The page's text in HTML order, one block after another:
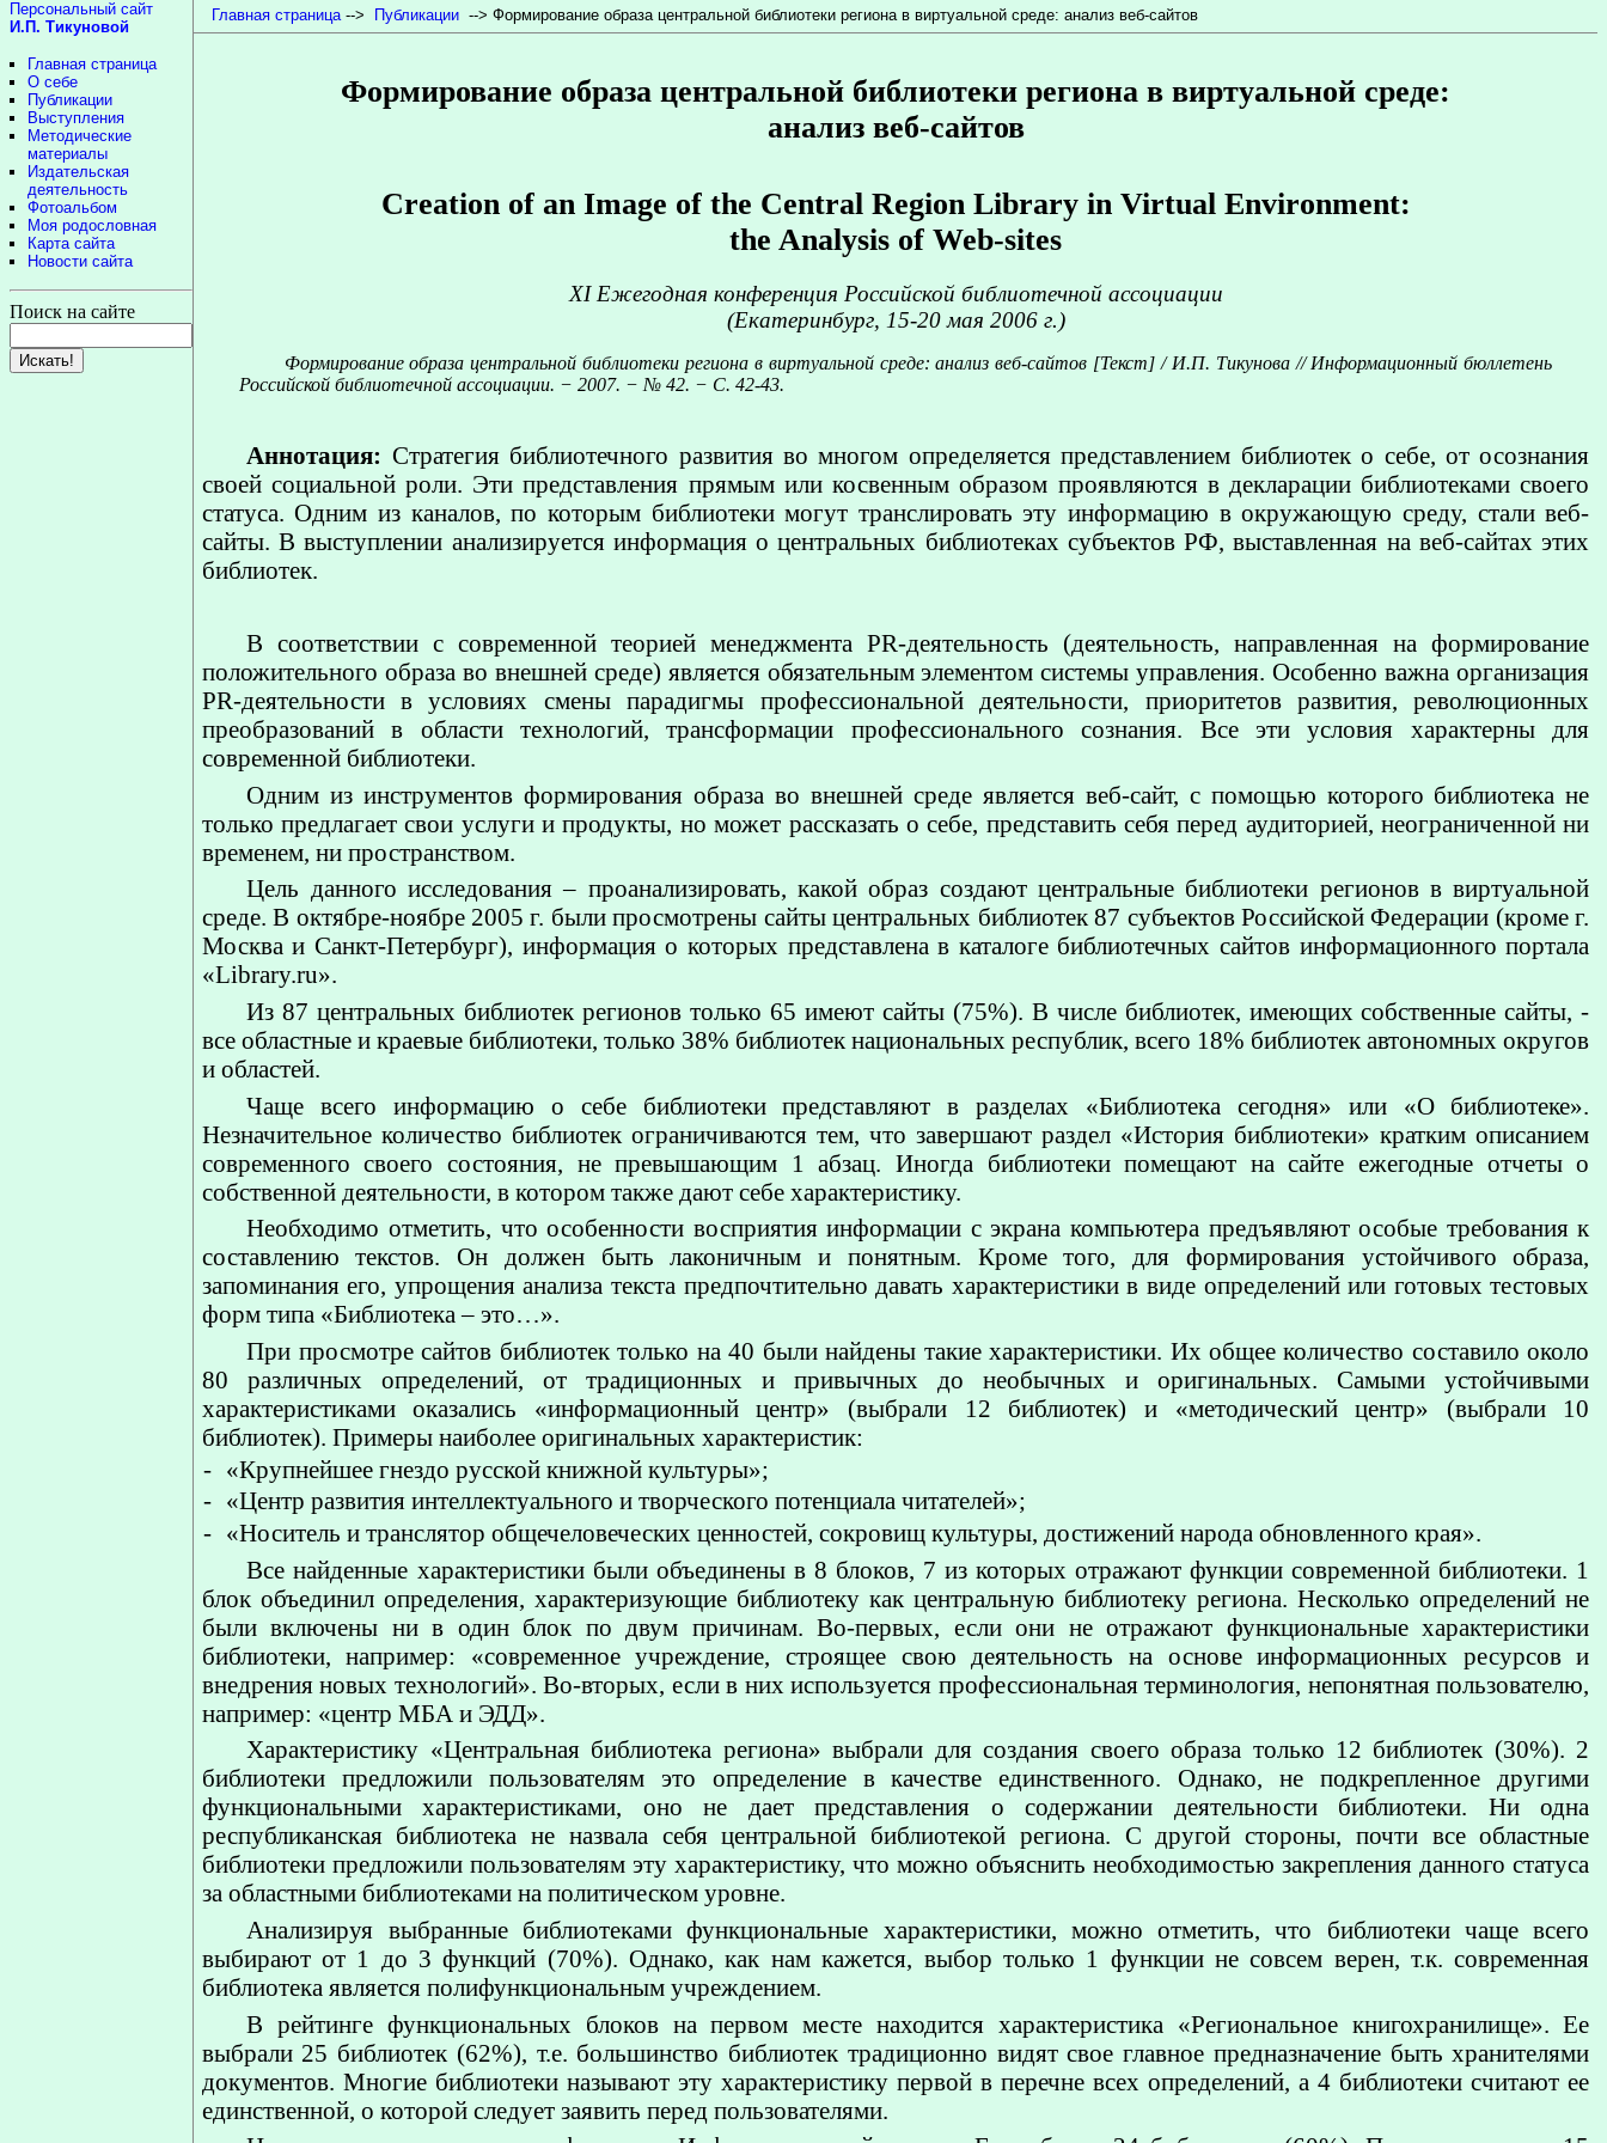
Персональный сайт
И.П. Тикуновой
Главная страница
О себе
Публикации
Выступления
Методические
материалы
Издательская
деятельность
Фотоальбом
Моя родословная
Карта сайта
Новости сайта
Поиск на сайте
Главная страница--> Публикации --> Формирование образа центральной библиотеки региона в виртуальной среде: анализ веб-сайтов
Формирование образа центральной библиотеки региона в виртуальной среде:
анализ веб-сайтов
Creation of an Image of the Central Region Library in Virtual Environment:
the Analysis of Web-sites
XI Ежегодная конференция Российской библиотечной ассоциации
(Екатеринбург, 15-20мая 2006 г.)
Формирование образа центральной библиотеки региона в виртуальной среде: анализ веб-сайтов [Текст] / И.П. Тикунова // Информационный бюллетень
Российской библиотечной ассоциации. − 2007. − № 42. − С. 42-43.
Аннотация: Стратегия библиотечного развития во многом определяется представлением библиотек о себе, от осознания
своей социальной роли. Эти представления прямым или косвенным образом проявляются в декларации библиотеками своего
статуса. Одним из каналов, по которым библиотеки могут транслировать эту информацию в окружающую среду, стали веб-
сайты. В выступлении анализируется информация о центральных библиотеках субъектов РФ, выставленная на веб-сайтах этих
библиотек.
В соответствии с современной теорией менеджмента PR-деятельность (деятельность, направленная на формирование
положительного образа во внешней среде) является обязательным элементом системы управления. Особенно важна организация
PR-деятельности в условиях смены парадигмы профессиональной деятельности, приоритетов развития, революционных
преобразований в области технологий, трансформации профессионального сознания. Все эти условия характерны для
современной библиотеки.
Одним из инструментов формирования образа во внешней среде является веб-сайт, с помощью которого библиотека не
только предлагает свои услуги и продукты, но может рассказать о себе, представить себя перед аудиторией, неограниченной ни
временем, ни пространством.
Цель данного исследования – проанализировать, какой образ создают центральные библиотеки регионов в виртуальной
среде. В октябре-ноябре 2005 г. были просмотрены сайты центральных библиотек 87 субъектов Российской Федерации (кроме г.
Москва и Санкт-Петербург), информация о которых представлена в каталоге библиотечных сайтов информационного портала
«Library.ru».
Из 87 центральных библиотек регионов только 65 имеют сайты (75%). В числе библиотек, имеющих собственные сайты, -
все областные и краевые библиотеки, только 38% библиотек национальных республик, всего 18% библиотек автономных округов
и областей.
Чаще всего информацию о себе библиотеки представляют в разделах «Библиотека сегодня» или «О библиотеке».
Незначительное количество библиотек ограничиваются тем, что завершают раздел «История библиотеки» кратким описанием
современного своего состояния, не превышающим 1 абзац. Иногда библиотеки помещают на сайте ежегодные отчеты о
собственной деятельности, в котором также дают себе характеристику.
Необходимо отметить, что особенности восприятия информации с экрана компьютера предъявляют особые требования к
составлению текстов. Он должен быть лаконичным и понятным. Кроме того, для формирования устойчивого образа,
запоминания его, упрощения анализа текста предпочтительно давать характеристики в виде определений или готовых тестовых
форм типа «Библиотека – это…».
При просмотре сайтов библиотек только на 40 были найдены такие характеристики. Их общее количество составило около
80 различных определений, от традиционных и привычных до необычных и оригинальных. Самыми устойчивыми
характеристиками оказались «информационный центр» (выбрали 12 библиотек) и «методический центр» (выбрали 10
библиотек). Примеры наиболее оригинальных характеристик:
- «Крупнейшее гнездо русской книжной культуры»;
- «Центр развития интеллектуального и творческого потенциала читателей»;
- «Носитель и транслятор общечеловеческих ценностей, сокровищ культуры, достижений народа обновленного края».
Все найденные характеристики были объединены в 8 блоков, 7 из которых отражают функции современной библиотеки. 1
блок объединил определения, характеризующие библиотеку как центральную библиотеку региона. Несколько определений не
были включены ни в один блок по двум причинам. Во-первых, если они не отражают функциональные характеристики
библиотеки, например: «современное учреждение, строящее свою деятельность на основе информационных ресурсов и
внедрения новых технологий». Во-вторых, если в них используется профессиональная терминология, непонятная пользователю,
например: «центр МБА и ЭДД».
Характеристику «Центральная библиотека региона» выбрали для создания своего образа только 12 библиотек (30%). 2
библиотеки предложили пользователям это определение в качестве единственного. Однако, не подкрепленное другими
функциональными характеристиками, оно не дает представления о содержании деятельности библиотеки. Ни одна
республиканская библиотека не назвала себя центральной библиотекой региона. С другой стороны, почти все областные
библиотеки предложили пользователям эту характеристику, что можно объяснить необходимостью закрепления данного статуса
за областными библиотеками на политическом уровне.
Анализируя выбранные библиотеками функциональные характеристики, можно отметить, что библиотеки чаще всего
выбирают от 1 до 3 функций (70%). Однако, как нам кажется, выбор только 1 функции не совсем верен, т.к. современная
библиотека является полифункциональным учреждением.
В рейтинге функциональных блоков на первом месте находится характеристика «Региональное книгохранилище». Ее
выбрали 25 библиотек (62%), т.е. большинство библиотек традиционно видят свое главное предназначение быть хранителями
документов. Многие библиотеки называют эту характеристику первой в перечне всех определений, а 4 библиотеки считают ее
единственной, о которой следует заявить перед пользователями.